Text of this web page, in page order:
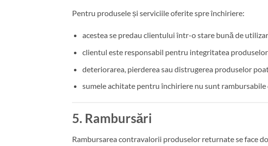
Pentru produsele și serviciile oferite spre închiriere:
acestea se predau clientului într-o stare bună de
clientul este responsabil pentru integritatea
deteriorarea, pierderea sau distrugerea produselor
sumele achitate pentru închiriere nu sunt
5. Rambursări
Rambursarea contravalorii produselor returnate se face